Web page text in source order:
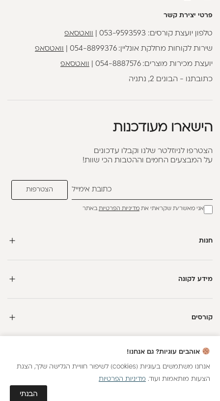
פרטי יצירת קשר
טלפון יועצת קורסים: 053-9593593 וואטסאפ
שירות לקוחות מחלקת אונליין:054-8899376 וואטסאפ
יועצת מכירות מוצרים:054-8887576 וואטסאפ
כתובתנו - הבונים 2, נתניה
הישארו מעודכנות
הצטרפו לניוזלטר שלנו וקבלו עדכונים
על המבצעים החמים וההטבות הכי שוות!
אני מאשר/ת שקראתי את מדיניות הפרטיותבאתר
חנות
מידע לקונה
קורסים
כל הזכויות שמורות
אוהבים עוגיות? גם אנחנו!
אנחנו משתמשים בעוגיות (cookies) לשיפור חוויית הגלישה שלך, הצגת
הצעות מותאמות ועוד. מדיניות הפרטיות
הבנתי